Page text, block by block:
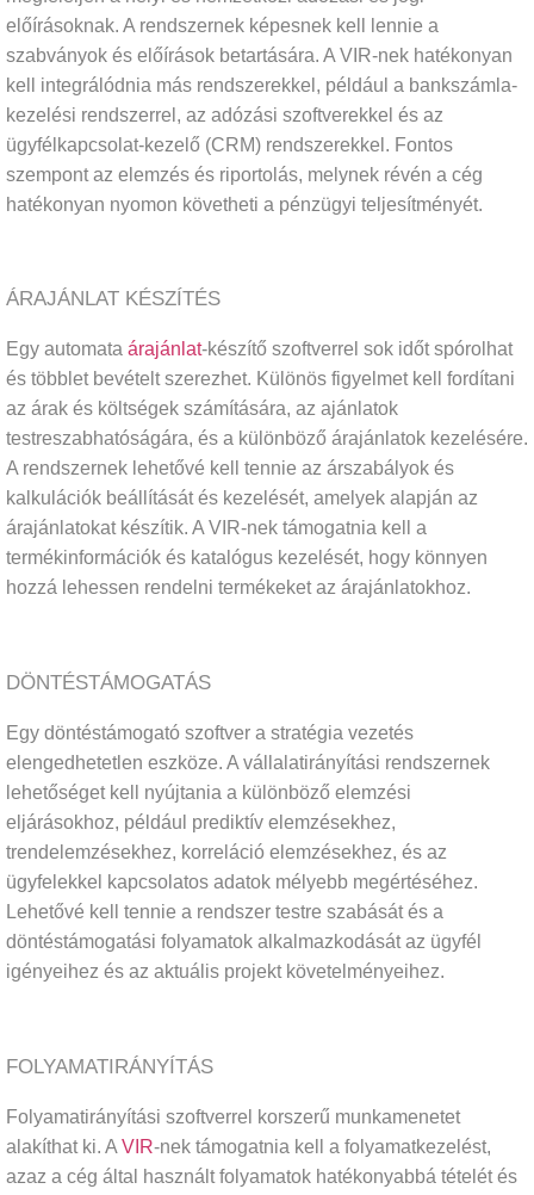
előírásoknak. A rendszernek képesnek kell lennie a
szabványok és előírások betartására. A VIR-nek hatékonyan
kell integrálódnia más rendszerekkel, például a bankszámla-
kezelési rendszerrel, az adózási szoftverekkel és az
ügyfélkapcsolat-kezelő (CRM) rendszerekkel. Fontos
szempont az elemzés és riportolás, melynek révén a cég
hatékonyan nyomon követheti a pénzügyi teljesítményét.
ÁRAJÁNLAT KÉSZÍTÉS
Egy automata árajánlat-készítő szoftverrel sok időt spórolhat
és többlet bevételt szerezhet. Különös figyelmet kell fordítani
az árak és költségek számítására, az ajánlatok
testreszabhatóságára, és a különböző árajánlatok kezelésére.
A rendszernek lehetővé kell tennie az árszabályok és
kalkulációk beállítását és kezelését, amelyek alapján az
árajánlatokat készítik. A VIR-nek támogatnia kell a
termékinformációk és katalógus kezelését, hogy könnyen
hozzá lehessen rendelni termékeket az árajánlatokhoz.
DÖNTÉSTÁMOGATÁS
Egy döntéstámogató szoftver a stratégia vezetés
elengedhetetlen eszköze. A vállalatirányítási rendszernek
lehetőséget kell nyújtania a különböző elemzési
eljárásokhoz, például prediktív elemzésekhez,
trendelemzésekhez, korreláció elemzésekhez, és az
ügyfelekkel kapcsolatos adatok mélyebb megértéséhez.
Lehetővé kell tennie a rendszer testre szabását és a
döntéstámogatási folyamatok alkalmazkodását az ügyfél
igényeihez és az aktuális projekt követelményeihez.
FOLYAMATIRÁNYÍTÁS
Folyamatirányítási szoftverrel korszerű munkamenetet
alakíthat ki. A VIR-nek támogatnia kell a folyamatkezelést,
azaz a cég által használt folyamatok hatékonyabbá tételét és